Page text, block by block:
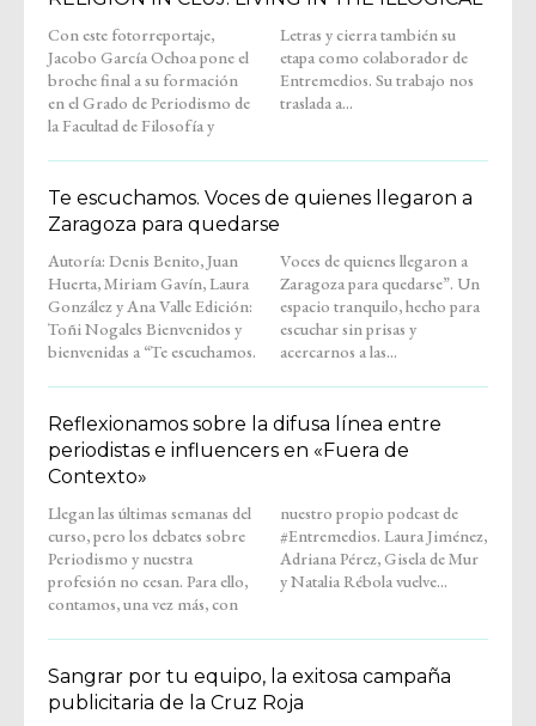
Con este fotorreportaje,
Jacobo García Ochoa pone el
broche final a su formación
en el Grado de Periodismo de
la Facultad de Filosofía y
Letras y cierra también su
etapa como colaborador de
Entremedios. Su trabajo nos
traslada a...
Te escuchamos. Voces de quienes llegaron a
Zaragoza para quedarse
Autoría: Denis Benito, Juan
Huerta, Miriam Gavín, Laura
González y Ana Valle Edición:
Toñi Nogales Bienvenidos y
bienvenidas a “Te escuchamos.
Voces de quienes llegaron a
Zaragoza para quedarse”. Un
espacio tranquilo, hecho para
escuchar sin prisas y
acercarnos a las...
Reflexionamos sobre la difusa línea entre
periodistas e influencers en «Fuera de
Contexto»
Llegan las últimas semanas del
curso, pero los debates sobre
Periodismo y nuestra
profesión no cesan. Para ello,
contamos, una vez más, con
nuestro propio podcast de
#Entremedios. Laura Jiménez,
Adriana Pérez, Gisela de Mur
y Natalia Rébola vuelve...
Sangrar por tu equipo, la exitosa campaña
publicitaria de la Cruz Roja